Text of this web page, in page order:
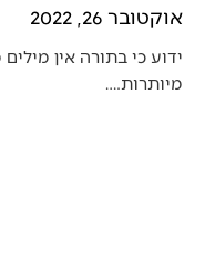
אוקטובר 26, 2022
ידוע כי בתורה אין
מיותרות.…